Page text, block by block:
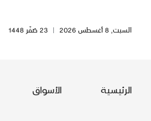
السبت, 8 أغسطس 2026 | 23 صَفَر 1448
الرئيسية الأسواق